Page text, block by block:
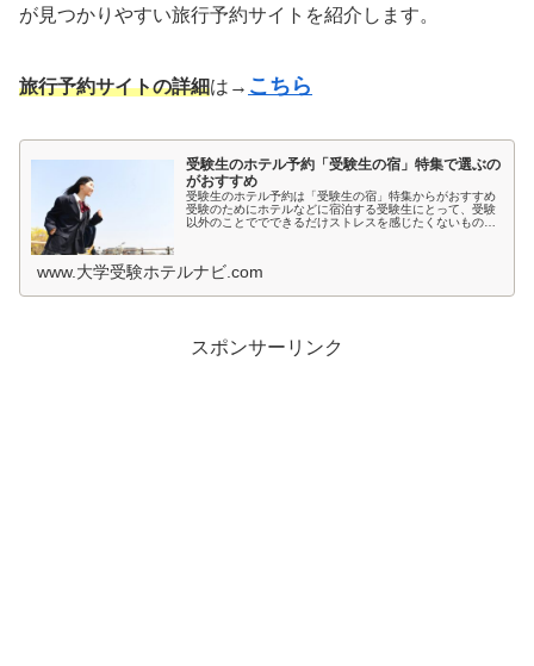
が見つかりやすい旅行予約サイトを紹介します。
旅行予約サイトの詳細は→ こちら
受験生のホテル予約「受験生の宿」特集で選ぶの
がおすすめ
受験生のホテル予約は「受験生の宿」特集からがおすすめ
受験のためにホテルなどに宿泊する受験生にとって、受験
以外のことででできるだけストレスを感じたくないもので
www.大学受験ホテルナビ.com
スポンサーリンク